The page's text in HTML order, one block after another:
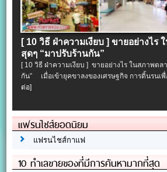
[ 10 วิธี ฝ่าความเงียบ ] ขายอย่างไร
สุดๆ “มาปรับร้านกัน”
[ 10 วิธี ฝ่าความเงียบ ] ขายอย่างไร ในสภาพตล
กัน” เมื่อเข้ายุคขาลงของเศรษฐกิจ การดิ้นรน
ต่อ]
แฟรนไชส์ยอดนิยม
แฟรนไชส์กาแฟ
10 ทำเลขายของที่มีการค้นหามากที่สุด